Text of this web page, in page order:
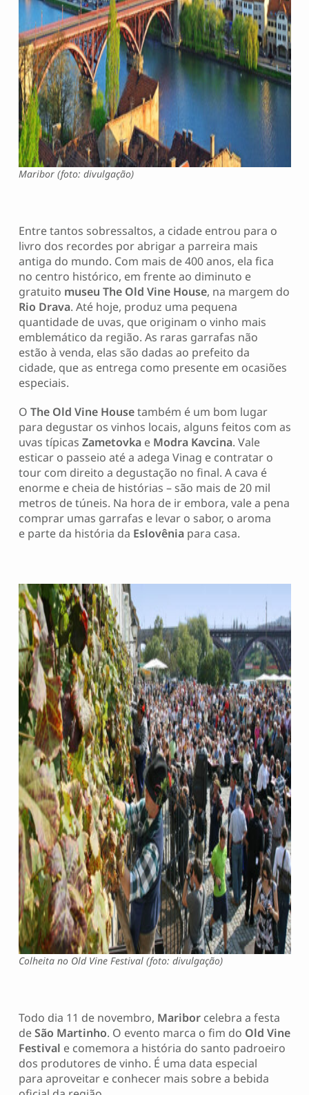
Maribor (foto: divulgação)
Entre tantos sobressaltos, a cidade entrou para o
livro dos recordes por abrigar a parreira mais
antiga do mundo. Com mais de 400 anos, ela fica
no centro histórico, em frente ao diminuto e
gratuito museu The Old Vine House, na margem do
Rio Drava. Até hoje, produz uma pequena
quantidade de uvas, que originam o vinho mais
emblemático da região. As raras garrafas não
estão à venda, elas são dadas ao prefeito da
cidade, que as entrega como presente em ocasiões
especiais.
O The Old Vine Housetambém é um bom lugar
para degustar os vinhos locais, alguns feitos com as
uvas típicas Zametovkae Modra Kavcina. Vale
esticar o passeio até a adega Vinag e contratar o
tour com direito a degustação no final. A cava é
enorme e cheia de histórias – são mais de 20 mil
metros de túneis. Na hora de ir embora, vale a pena
comprar umas garrafas e levar o sabor, o aroma
e parte da história da Eslovêniapara casa.
Colheita no Old Vine Festival (foto: divulgação)
Todo dia 11 de novembro, Maribor celebra a festa
deSão Martinho. O evento marca o fim do Old Vine
Festival e comemora a história do santo padroeiro
dos produtores de vinho. É uma data especial
para aproveitar e conhecer mais sobre a bebida